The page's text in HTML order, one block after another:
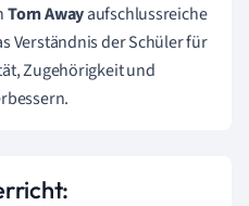
Torn Awayaufschlussreiche
Verständnis der Schüler für
Zugehörigkeit und